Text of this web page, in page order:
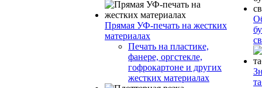
Прямая УФ-печать на жестких
материалах
Печать на пластике,
фанере, оргстекле,
гофрокартоне и других
жестких материалах